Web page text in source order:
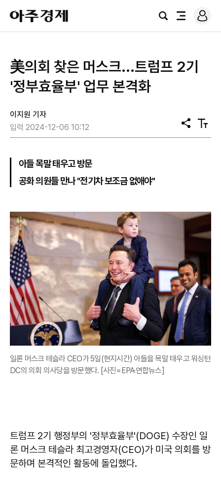
아
주
경
검
전
로
그
美의회 찾은 머스크...트럼프 2기
'정부효율부' 업무 본격화
이지원 기자
입력 2024-12-06 10:12
공
유
텍
스
아들 목말 태우고 방문
공화 의원들 만나 "전기차 보조금 없애야"
일론 머스크 테슬라 CEO가 5일(현지시간) 아들을 목말 태우고 워싱턴
DC의 의회 의사당을 방문했다. [사진=EPA·연합뉴스]
트럼프 2기 행정부의 '정부효율부'(DOGE) 수장인 일
론 머스크 테슬라 최고경영자(CEO)가 미국 의회를 방
문하며 본격적인 활동에 돌입했다.